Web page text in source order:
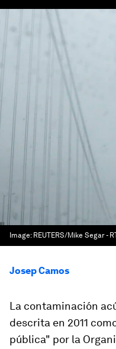
Image: REUTERS/Mike Segar -
Josep Camos
La contaminación
descrita en 2011
pública" por la